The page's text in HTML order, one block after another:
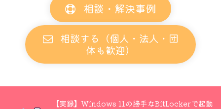
相談・解決事例
相談する（個人・法人・団
体も歓迎）
【実録】Windows 11の勝手なBitLockerで起動